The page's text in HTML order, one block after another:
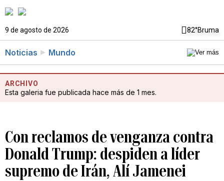
9 de agosto de 2026 82°Bruma
Noticias Mundo
ARCHIVO
Esta galeria fue publicada hace más de 1 mes.
Con reclamos de venganza contra
Donald Trump: despiden a líder
supremo de Irán, Alí Jamenei